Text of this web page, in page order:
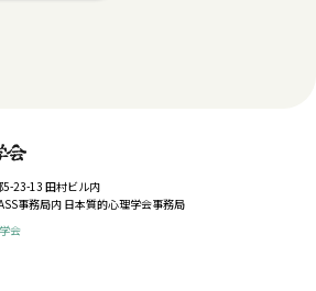
23-13 田村ビル内
事務局内 日本質的心理学会事務局
会